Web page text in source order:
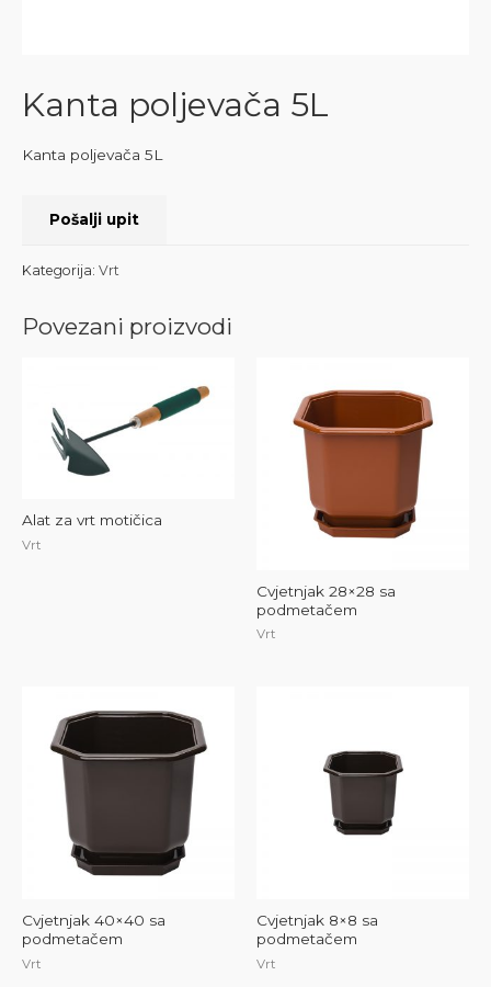
Kanta poljevača 5L
Kanta poljevača 5L
Pošalji upit
Kategorija: Vrt
Povezani proizvodi
Alat za vrt motičica
Vrt
Cvjetnjak 28×28 sa
podmetačem
Vrt
Cvjetnjak 40×40 sa
podmetačem
Vrt
Cvjetnjak 8×8 sa
podmetačem
Vrt